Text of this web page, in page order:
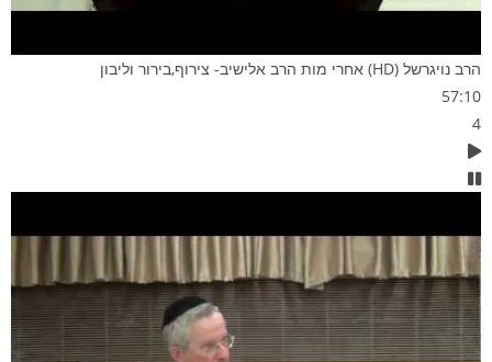
הרב נויגרשל (HD) אחרי מות הרב אלישיב- צירוף,בירור וליבון
57:10
4